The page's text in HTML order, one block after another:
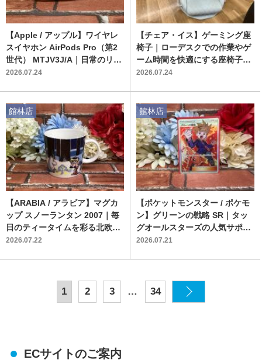
【Apple / アップル】ワイヤレ
スイヤホン AirPods Pro（第2
世代） MTJV3J/A｜日常のリス
ニングを快適にする人気モデル
2026.07.24
【チェア・イス】ゲーミング座
椅子｜ローデスクでの作業やゲ
ーム時間を快適にする座椅子が
入荷
2026.07.24
【ARABIA / アラビア】マグカ
ップ スノーランタン 2007｜毎
日のティータイムを彩る北欧デ
ザインの中古マグカップ
2026.07.22
館林店
【ポケットモンスター / ポケモ
ン】グリーンの戦略 SR｜タッ
グオールスターズの人気サポー
トカードが館林店に入荷いたし
2026.07.21
館林店
1 2 3 … 34
ECサイトのご案内